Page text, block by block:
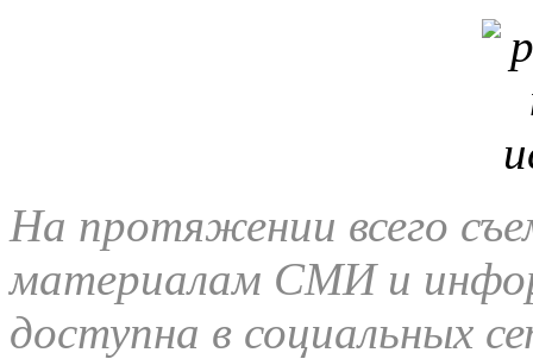
На протяжении всего
материалам СМИ и
доступна в социальных